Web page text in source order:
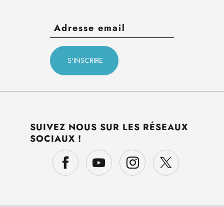
SUIVEZ NOUS SUR LES RÉSEAUX
SOCIAUX !